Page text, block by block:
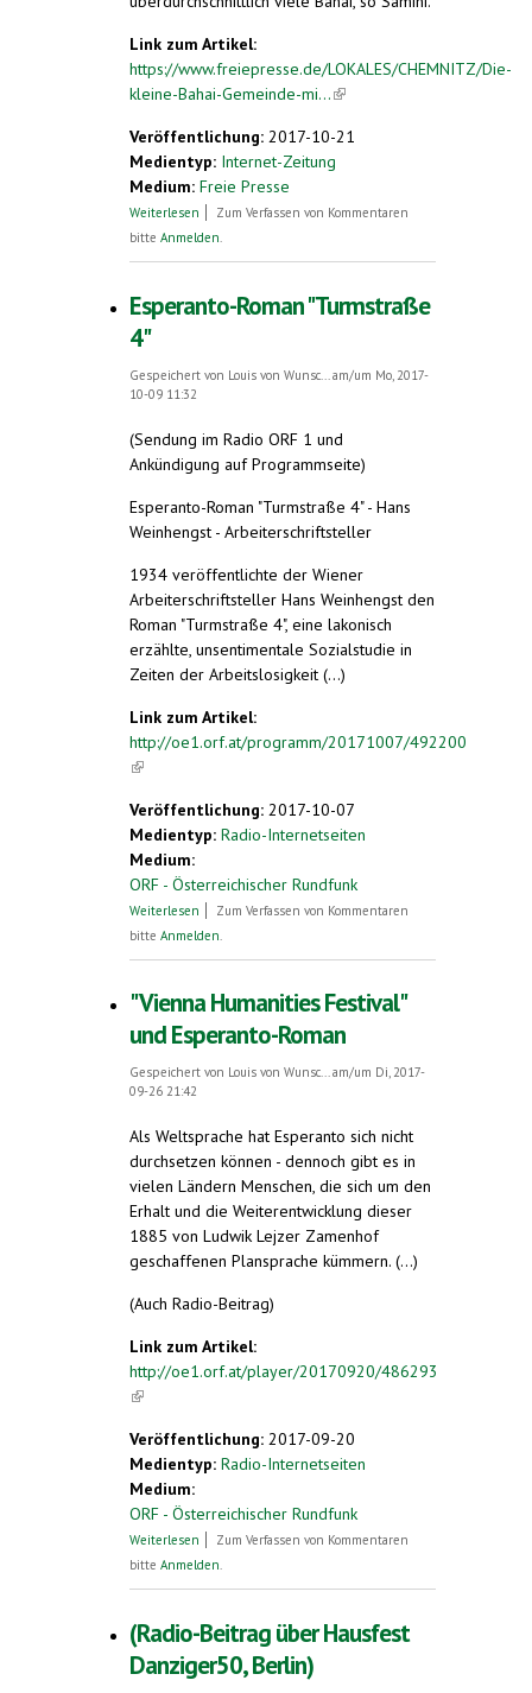
Link zum Artikel:
https://www.freiepresse.de/LOKALES/CHEMNITZ/Die-
kleine-Bahai-Gemeinde-mi...(link is external)
Veröffentlichung: 2017-10-21
Medientyp: Internet-Zeitung
Medium: Freie Presse
Weiterlesen über Die kleine Bahai-Gemeinde mitten
Zum Verfassen von Kommentaren
bitte Anmelden.
Esperanto-Roman "Turmstraße
4"
Gespeichert von Louis von Wunsc...
am/um Mo, 2017-
10-09 11:32
(Sendung im Radio ORF 1 und
Ankündigung auf Programmseite)
Esperanto-Roman "Turmstraße 4" - Hans
Weinhengst - Arbeiterschriftsteller
1934 veröffentlichte der Wiener
Arbeiterschriftsteller Hans Weinhengst den
Roman "Turmstraße 4", eine lakonisch
erzählte, unsentimentale Sozialstudie in
Zeiten der Arbeitslosigkeit (...)
Link zum Artikel:
http://oe1.orf.at/programm/20171007/492200
(link is external)
Veröffentlichung: 2017-10-07
Medientyp: Radio-Internetseiten
Medium:
ORF - Österreichischer Rundfunk
Weiterlesen über Esperanto-Roman "Turmstraße 4"
Zum Verfassen von Kommentaren
bitte Anmelden
"Vienna Humanities Festival"
und Esperanto-Roman
Gespeichert von Louis von Wunsc...am/um Di, 2017-
09-26 21:42
Als Weltsprache hat Esperanto sich nicht
durchsetzen können - dennoch gibt es in
vielen Ländern Menschen, die sich um den
Erhalt und die Weiterentwicklung dieser
1885 von Ludwik Lejzer Zamenhof
geschaffenen Plansprache kümmern. (...)
(Auch Radio-Beitrag)
Link zum Artikel:
http://oe1.orf.at/player/20170920/486293
(link is external)
Veröffentlichung: 2017-09-20
Medientyp: Radio-Internetseiten
Medium:
ORF - Österreichischer Rundfunk
Weiterlesen über "Vienna Humanities Festival" und
Zum Verfassen von Kommentaren
bitte Anmelden.
(Radio-Beitrag über Hausfest
Danziger50, Berlin)